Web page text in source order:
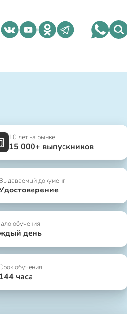
10 лет на рынке
15 000+ выпускников
документ
обучения
день
обучения
часа